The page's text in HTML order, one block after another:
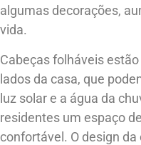
algumas decorações,
vida.
Cabeças folháveis
lados da casa, que
luz solar e a água da
residentes um espaço
confortável. O design